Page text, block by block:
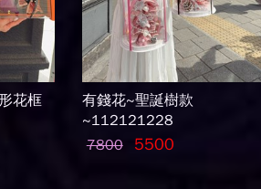
花框
有錢花~聖誕樹款
~112121228
7800
5500